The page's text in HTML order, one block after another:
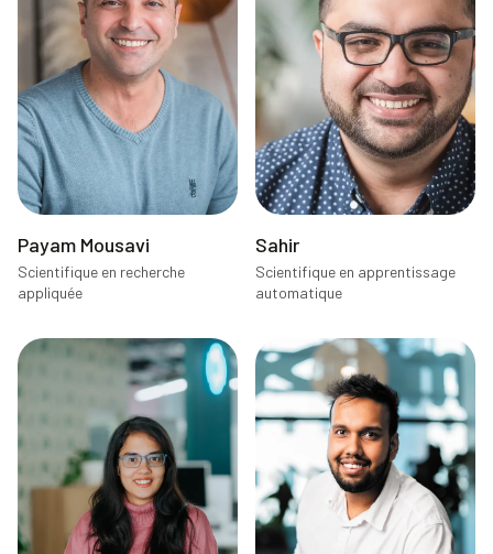
Payam Mousavi
Scientifique en recherche
appliquée
Sahir
Scientifique en apprentissage
automatique